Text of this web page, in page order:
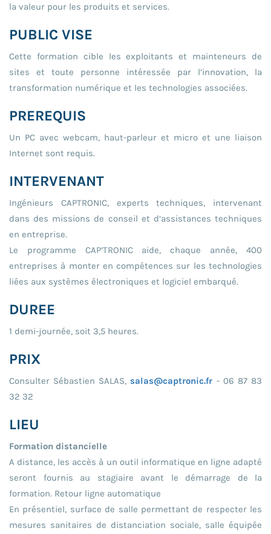
la valeur pour les produits et services.
PUBLIC VISE
Cette formation cible les exploitants et mainteneurs de
sites et toute personne intéressée par l’innovation, la
transformation numérique et les technologies associées.
PREREQUIS
Un PC avec webcam, haut-parleur et micro et une liaison
Internet sont requis.
INTERVENANT
Ingénieurs CAPTRONIC, experts techniques, intervenant
dans des missions de conseil et d’assistances techniques
en entreprise.
Le programme CAP’TRONIC aide, chaque année, 400
entreprises à monter en compétences sur les technologies
liées aux systèmes électroniques et logiciel embarqué.
DUREE
1 demi-journée, soit 3,5 heures.
PRIX
Consulter Sébastien SALAS, salas@captronic.fr - 06 87 83
32 32
LIEU
Formation distancielle
A distance, les accès à un outil informatique en ligne adapté
seront fournis au stagiaire avant le démarrage de la
formation. Retour ligne automatique
En présentiel, surface de salle permettant de respecter les
mesures sanitaires de distanciation sociale, salle équipée